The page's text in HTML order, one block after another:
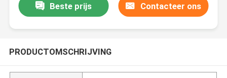
Beste prijs Contacteer ons
PRODUCTOMSCHRIJVING